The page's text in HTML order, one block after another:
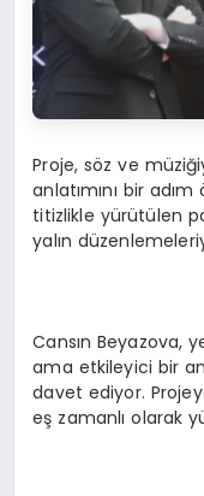
Proje, söz ve
anlatımını bir
titizlikle yürütülen
yalın
Cansın Beyazova,
ama etkileyici bir
davet ediyor.
eş zamanlı olarak